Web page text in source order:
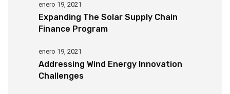
enero 19, 2021
Expanding The Solar Supply Chain
Finance Program
enero 19, 2021
Addressing Wind Energy Innovation
Challenges